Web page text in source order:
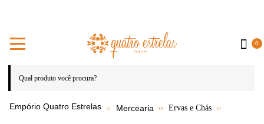
0
Mercearia Ervas e Chás